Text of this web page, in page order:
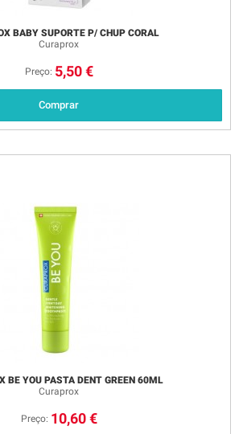
BABY SUPORTE P/ CHUP CORAL
Curaprox
Preço: 5,50 €
Comprar
BE YOU PASTA DENT GREEN 60ML
Curaprox
Preço: 10,60 €